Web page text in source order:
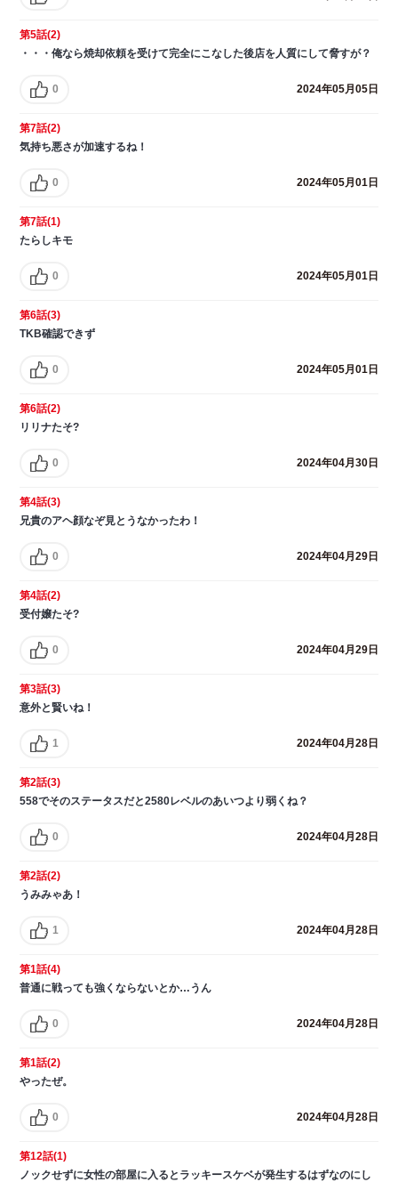
第5話(2)
・・・俺なら焼却依頼を受けて完全にこなした後店を人質にして脅すが？
0 2024年05月05日
第7話(2)
気持ち悪さが加速するね！
0 2024年05月01日
第7話(1)
たらしキモ
0 2024年05月01日
第6話(3)
TKB確認できず
0 2024年05月01日
第6話(2)
リリナたそ?
0 2024年04月30日
第4話(3)
兄貴のアヘ顔なぞ見とうなかったわ！
0 2024年04月29日
第4話(2)
受付嬢たそ?
0 2024年04月29日
第3話(3)
意外と賢いね！
1 2024年04月28日
第2話(3)
558でそのステータスだと2580レベルのあいつより弱くね？
0 2024年04月28日
第2話(2)
うみみゃあ！
1 2024年04月28日
第1話(4)
普通に戦っても強くならないとか…うん
0 2024年04月28日
第1話(2)
やったぜ。
0 2024年04月28日
第12話(1)
ノックせずに女性の部屋に入るとラッキースケベが発生するはずなのにし